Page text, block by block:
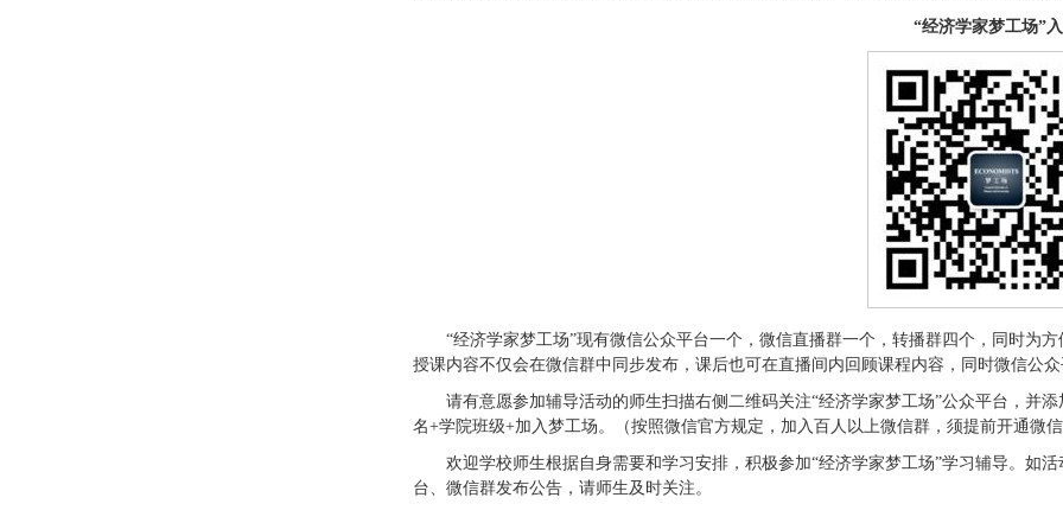
“经济学家梦工场”
“经济学家梦工场”现有微信公众平台一个，微信直播群一个，转播群四个，同时为
授课内容不仅会在微信群中同步发布，课后也可在直播间内回顾课程内容，同时微信公
请有意愿参加辅导活动的师生扫描右侧二维码关注“经济学家梦工场”公众平台，并
名+学院班级+加入梦工场。（按照微信官方规定，加入百人以上微信群，须提前开通微
欢迎学校师生根据自身需要和学习安排，积极参加“经济学家梦工场”学习辅导。如
台、微信群发布公告，请师生及时关注。